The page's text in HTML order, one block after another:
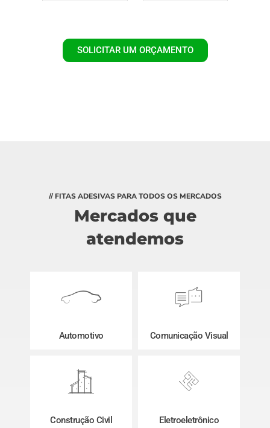
SOLICITAR UM ORÇAMENTO
// FITAS ADESIVAS PARA TODOS OS MERCADOS
Mercados que
atendemos
Automotivo Comunicação Visual
Construção Civil Eletroeletrônico